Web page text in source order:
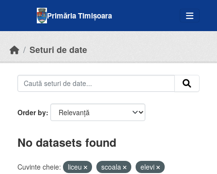
Primăria Timișoara
Seturi de date
Order by
No datasets found
Cuvinte cheie: liceu scoala
elevi